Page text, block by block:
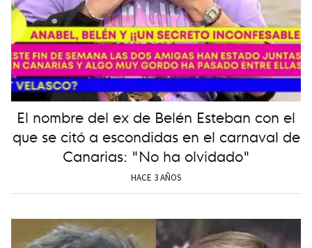
El nombre del ex de Belén Esteban con el
que se citó a escondidas en el carnaval de
Canarias: "No ha olvidado"
HACE 3 AÑOS